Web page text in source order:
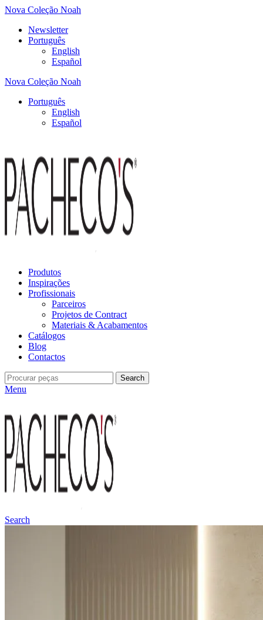
Nova Coleção Noah
Newsletter
Português
English
Español
Nova Coleção Noah
Português
English
Español
Produtos
Inspirações
Profissionais
Parceiros
Projetos de Contract
Materiais & Acabamentos
Catálogos
Blog
Contactos
Search
Menu
Search